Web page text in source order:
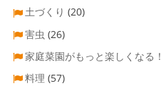
土づくり (20)
害虫 (26)
家庭菜園がもっと楽しくなる！
料理 (57)